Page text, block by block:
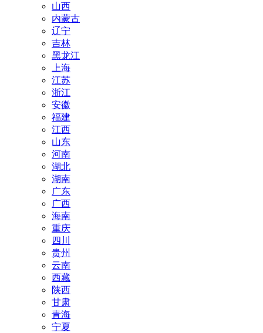
山西
内蒙古
辽宁
吉林
黑龙江
上海
江苏
浙江
安徽
福建
江西
山东
河南
湖北
湖南
广东
广西
海南
重庆
四川
贵州
云南
西藏
陕西
甘肃
青海
宁夏